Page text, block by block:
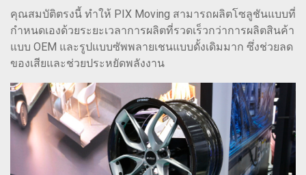
คุณสมบัติตรงนี้ ทำให้ PIX Moving สามารถผลิตโซลูชันแบบที่
กำหนดเองด้วยระยะเวลาการผลิตที่รวดเร็วกว่าการผลิตสินค้า
แบบ OEM และรูปแบบซัพพลายเชนแบบดั้งเดิมมาก ซึ่งช่วยลด
ของเสียและช่วยประหยัดพลังงาน